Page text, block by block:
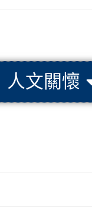
人文關懷